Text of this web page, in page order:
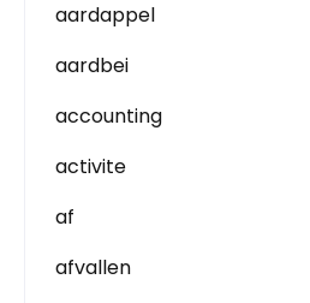
aardappel
aardbei
accounting
activite
af
afvallen